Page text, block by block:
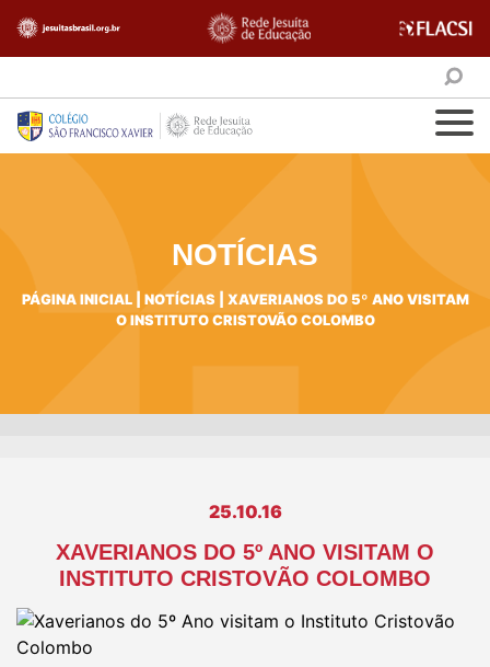
NOTÍCIAS
PÁGINA INICIAL| NOTÍCIAS
XAVERIANOS DO 5º ANO VISITAM
O INSTITUTO CRISTOVÃO COLOMBO
25.10.16
XAVERIANOS DO 5º ANO VISITAM O
INSTITUTO CRISTOVÃO COLOMBO